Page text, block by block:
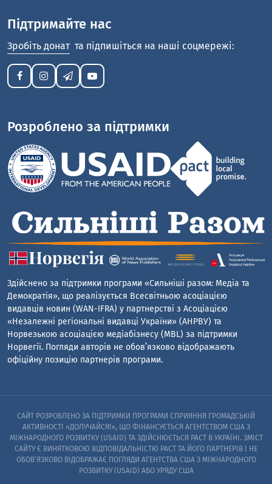
Підтримайте нас
Зробіть донат та підпишіться на наші соцмережі:
Розроблено за підтримки
Здійснено за підтримки програми «Сильніші разом: Медіа та
Демократія», що реалізується Всесвітньою асоціацією
видавців новин (WAN-IFRA) у партнерстві з Асоціацією
«Незалежні регіональні видавці України» (АНРВУ) та
Норвезькою асоціацією медіабізнесу (MBL) за підтримки
Норвегії. Погляди авторів не обов’язково відображають
офіційну позицію партнерів програми.
САЙТ РОЗРОБЛЕНО ЗА ПІДТРИМКИ ПРОГРАМИ СПРИЯННЯ ГРОМАДСЬКІЙ
АКТИВНОСТІ «ДОЛУЧАЙСЯ!», ЩО ФІНАНСУЄТЬСЯ АГЕНТСТВОМ США З
МІЖНАРОДНОГО РОЗВИТКУ (USAID) ТА ЗДІЙСНЮЄТЬСЯ PACT В УКРАЇНІ. ЗМІСТ
САЙТУ Є ВИНЯТКОВОЮ ВІДПОВІДАЛЬНІСТЮ PACT ТА ЙОГО ПАРТНЕРІВ I НЕ
ОБОВ’ЯЗКОВО ВІДОБРАЖАЄ ПОГЛЯДИ АГЕНТСТВА США З МІЖНАРОДНОГО
РОЗВИТКУ (USAID) АБО УРЯДУ США